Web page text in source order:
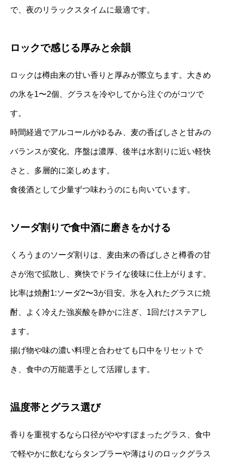
で、夜のリラックスタイムに最適です。
ロックで感じる厚みと余韻
ロックは樽由来の甘い香りと厚みが際立ちます。大きめ
の氷を1〜2個、グラスを冷やしてから注ぐのがコツで
す。
時間経過でアルコールがゆるみ、麦の香ばしさと甘みの
バランスが変化。序盤は濃厚、後半は水割りに近い軽快
さと、多層的に楽しめます。
食後酒として少量ずつ味わうのにも向いています。
ソーダ割りで食中酒に磨きをかける
くろうまのソーダ割りは、麦由来の香ばしさと樽香の甘
さが泡で拡散し、爽快でドライな後味に仕上がります。
比率は焼酎1:ソーダ2〜3が目安。氷を入れたグラスに焼
酎、よく冷えた強炭酸を静かに注ぎ、1回だけステアし
ます。
揚げ物や味の濃い料理と合わせても口中をリセットで
き、食中の万能選手として活躍します。
温度帯とグラス選び
香りを重視するなら口径がややすぼまったグラス、食中
で軽やかに飲むならタンブラーや薄はりのロックグラス